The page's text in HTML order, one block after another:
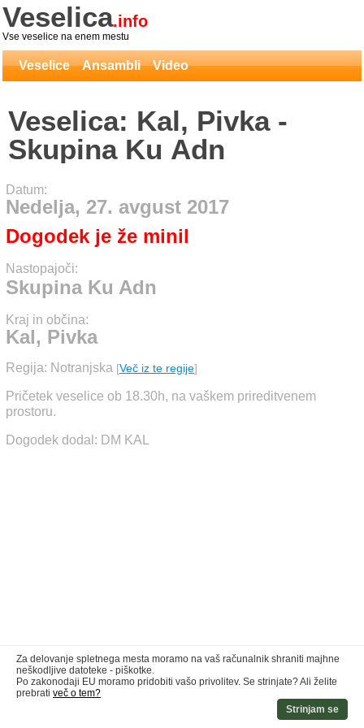
Veselica.info
Vse veselice na enem mestu
Veselice Ansambli Video
Veselica: Kal, Pivka -
Skupina Ku Adn
Datum:
Nedelja, 27. avgust 2017
Dogodek je že minil
Nastopajoči:
Skupina Ku Adn
Kraj in občina:
Kal, Pivka
Regija: Notranjska [Več iz te regije]
Pričetek veselice ob 18.30h, na vaškem prireditvenem
prostoru.
Dogodek dodal: DM KAL
Za delovanje spletnega mesta moramo na vaš računalnik shraniti majhne
neškodljive datoteke - piškotke.
Po zakonodaji EU moramo pridobiti vašo privolitev. Se strinjate? Ali želite
prebrati več o tem?
Strinjam se